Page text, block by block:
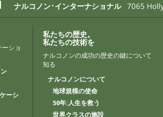
ナルコノン･インターナショナル 7065
ショ
ーシ
私たちの歴史。
私たちの技術を
ナルコノンの成功の歴史の鍵について
知る
ナルコノンについて
地球規模の使命
50年:人生を救う
世界クラスの施設